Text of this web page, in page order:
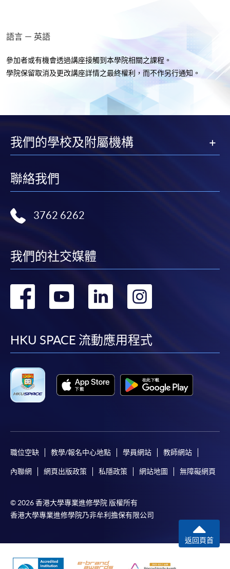
語言 － 英語
參加者或有機會透過講座接觸到本學院相關之課程。
學院保留取消及更改講座詳情之最終權利，而不作另行通知 。
我們的學校及附屬機構
聯絡我們
3762 6262
我們的社交媒體
轉
facebook
轉
youtube
轉
linkedin
HKU SPACE 流動應用程式
職位空缺 教學/報名中心地點 學員網站 教師網站
內聯網 網頁出版政策 私隱政策 網站地圖 無障礙網頁
© 2026 香港大學專業進修學院 版權所有
香港大學專業進修學院乃非牟利擔保有限公司
返回頁首